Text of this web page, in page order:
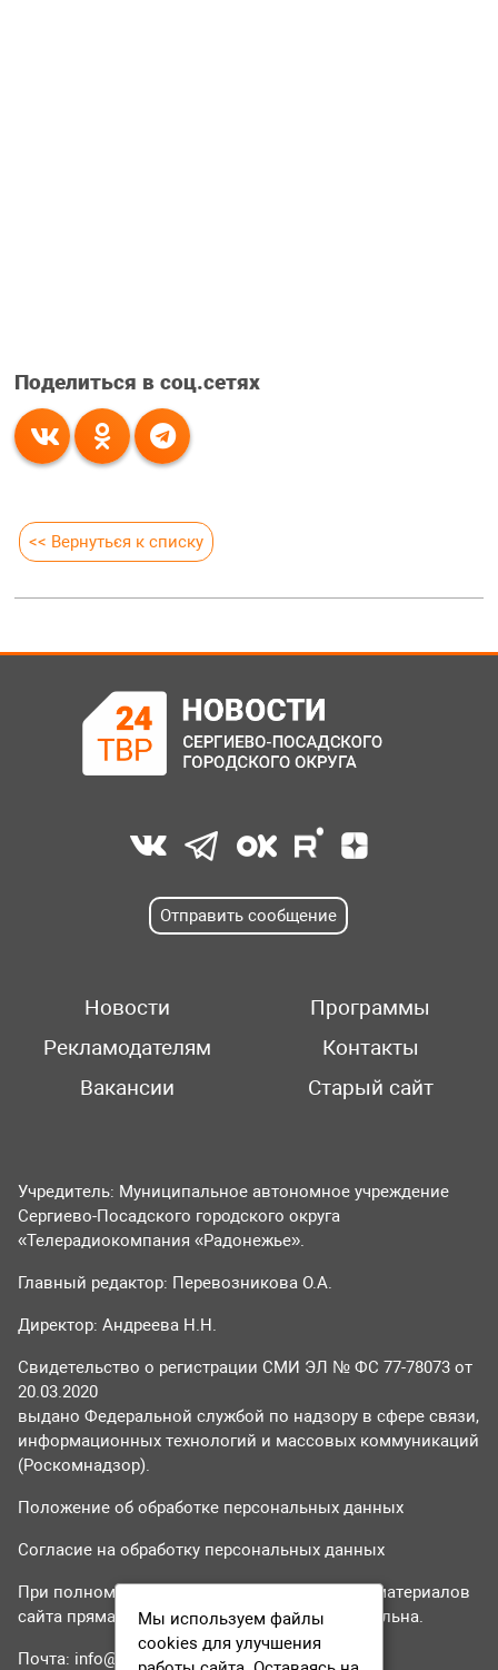
Поделиться в соц.сетях
<< Вернуться к списку
Отправить сообщение
Новости
Программы
Рекламодателям
Контакты
Вакансии
Старый сайт
Учредитель: Муниципальное автономное учреждение
Сергиево-Посадского городского округа
«Телерадиокомпания «Радонежье».
Главный редактор: Перевозникова О.А.
Директор: Андреева Н.Н.
Свидетельство о регистрации СМИ ЭЛ № ФС 77-78073 от
20.03.2020
выдано Федеральной службой по надзору в сфере связи,
информационных технологий и массовых коммуникаций
(Роскомнадзор).
Положение об обработке персональных данных
Согласие на обработку персональных данных
При полном или частичном использовании материалов
сайта прямая гиперссылка на tvr24.tv обязательна.
Почта: info@tvr24.tv
Мы используем файлы
cookies для улучшения